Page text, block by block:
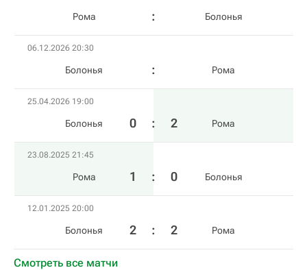
Рома Болонья
06.12.2026 20:30
Болонья Рома
25.04.2026 19:00
Болонья 0 : 2 Рома
23.08.2025 21:45
Рома 1 : 0 Болонья
12.01.2025 20:00
Болонья 2 : 2 Рома
Смотреть все матчи